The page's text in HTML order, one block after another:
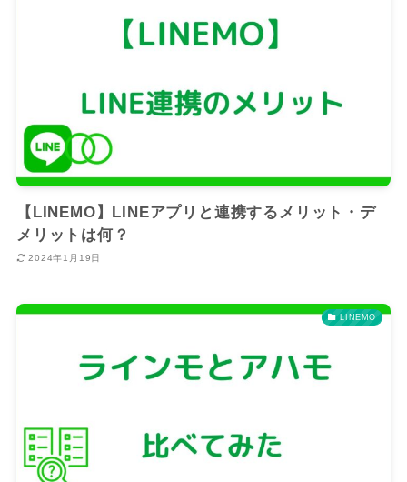
【LINEMO】LINEアプリと連携するメリット・デ
メリットは何？
2024年1月19日
LINEMO